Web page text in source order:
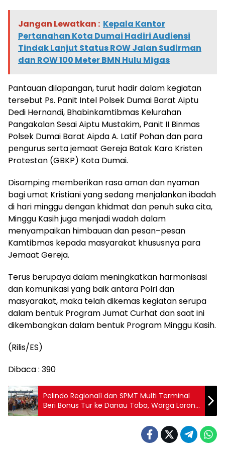
Jangan Lewatkan : Kepala Kantor
Pertanahan Kota Dumai Hadiri Audiensi
Tindak Lanjut Status ROW Jalan Sudirman
dan ROW 100 Meter BMN Hulu Migas
Pantauan dilapangan, turut hadir dalam kegiatan
tersebut Ps. Panit Intel Polsek Dumai Barat Aiptu
Dedi Hernandi, Bhabinkamtibmas Kelurahan
Pangakalan Sesai Aiptu Mustakim, Panit II Binmas
Polsek Dumai Barat Aipda A. Latif Pohan dan para
pengurus serta jemaat Gereja Batak Karo Kristen
Protestan (GBKP) Kota Dumai.
Disamping memberikan rasa aman dan nyaman
bagi umat Kristiani yang sedang menjalankan ibadah
di hari minggu dengan khidmat dan penuh suka cita,
Minggu Kasih juga menjadi wadah dalam
menyampaikan himbauan dan pesan–pesan
Kamtibmas kepada masyarakat khususnya para
Jemaat Gereja.
Terus berupaya dalam meningkatkan harmonisasi
dan komunikasi yang baik antara Polri dan
masyarakat, maka telah dikemas kegiatan serupa
dalam bentuk Program Jumat Curhat dan saat ini
dikembangkan dalam bentuk Program Minggu Kasih.
(Rilis/ES)
Dibaca : 390
Pelindo Regional1 dan SPMT Multi Terminal
Beri Bonus Tur ke Danau Toba, Warga Lorong
1 Umum Sebagai Lingkungan Terbaik